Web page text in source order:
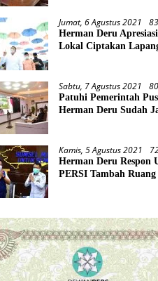
Jumat, 6 Agustus 2021
Herman Deru
Lokal Ciptakan
Sabtu, 7 Agustus 2021
Patuhi Pemerintah
Herman Deru Sudah
Kamis, 5 Agustus 2021
Herman Deru Respon
PERSI Tambah Ruang